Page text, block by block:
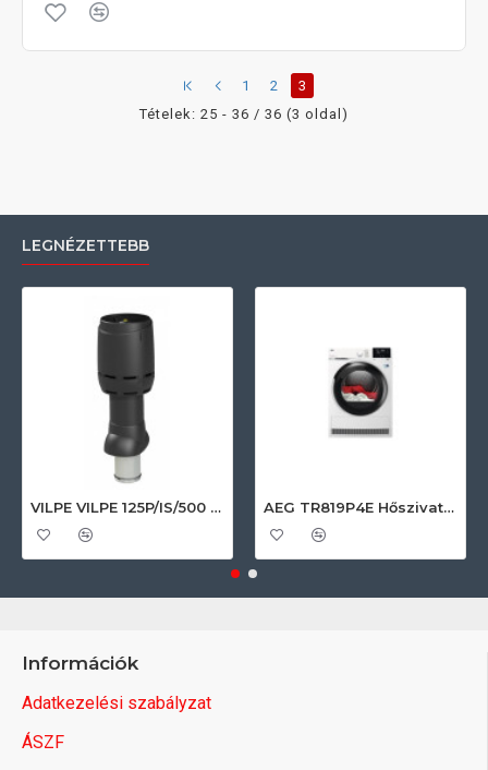
1 2
3
Tételek: 25 - 36 / 36 (3 oldal)
LEGNÉZETTEBB
VILPE VILPE 125P/IS/500 FLOW tetőszellőző, fekete Szellőztető ventilátor tartozékok AEG TR819P4E Hőszivattyús szárítógép
Információk
Adatkezelési szabályzat
ÁSZF